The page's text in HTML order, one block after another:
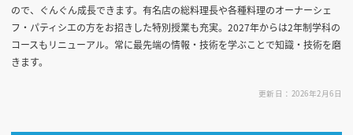
ので、ぐんぐん成長できます。有名店の総料理長や各種料理のオーナーシェ
フ・パティシエの方をお招きした特別授業も充実。2027年からは2年制学科の
コースもリニューアル。常に最先端の情報・技術を学ぶことで知識・技術を磨
きます。
更新日：2026年2月6日